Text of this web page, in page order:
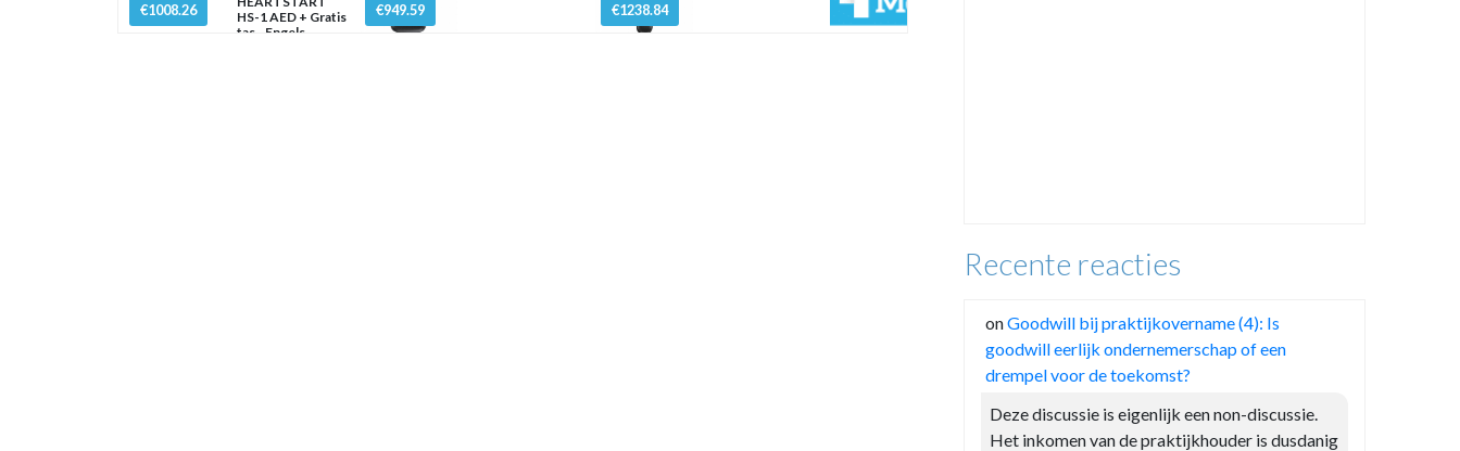
€1008.26
HS-1 AED + Gratis
tas - Engels
€949.59 €1238.84
Recente reacties
onGoodwill bij praktijkovername (4): Is
goodwill eerlijk ondernemerschap of een
drempel voor de toekomst?
Deze discussie is eigenlijk een non-discussie.
Het inkomen van de praktijkhouder is dusdanig